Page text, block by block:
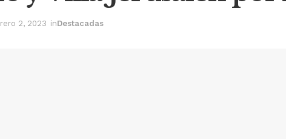
2, 2023 inDestacadas